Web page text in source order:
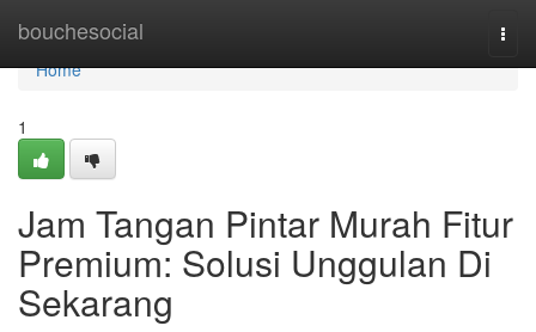
bouchesocial
Home
Home
1
Jam Tangan Pintar Murah Fitur
Premium: Solusi Unggulan Di
Sekarang